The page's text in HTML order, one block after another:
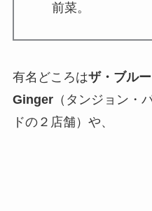
前菜。
有名どころはザ・ブル
Ginger（タンジョン・
ドの２店舗）や、